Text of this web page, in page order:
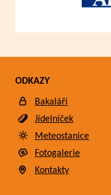
ODKAZY
Bakaláři
Jídelníček
Meteostanice
Fotogalerie
Kontakty